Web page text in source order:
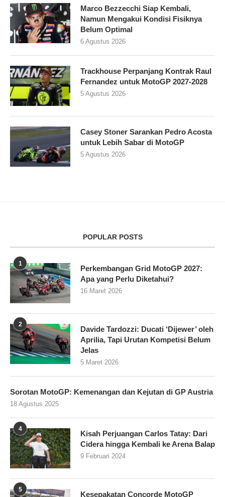
Marco Bezzecchi Siap Kembali,
Namun Mengakui Kondisi Fisiknya
Belum Optimal
6 Agustus 2026
Trackhouse Perpanjang Kontrak Raul
Fernandez untuk MotoGP 2027-2028
5 Agustus 2026
Casey Stoner Sarankan Pedro Acosta
untuk Lebih Sabar di MotoGP
5 Agustus 2026
POPULAR POSTS
1
Perkembangan Grid MotoGP 2027:
Apa yang Perlu Diketahui?
16 Maret 2026
2
Davide Tardozzi: Ducati ‘Dijewer’ oleh
Aprilia, Tapi Urutan Kompetisi Belum
Jelas
5 Maret 2026
Sorotan MotoGP: Kemenangan dan Kejutan di GP Austria
18 Agustus 2025
4
Kisah Perjuangan Carlos Tatay: Dari
Cidera hingga Kembali ke Arena Balap
9 Februari 2024
5
Kesepakatan Concorde MotoGP